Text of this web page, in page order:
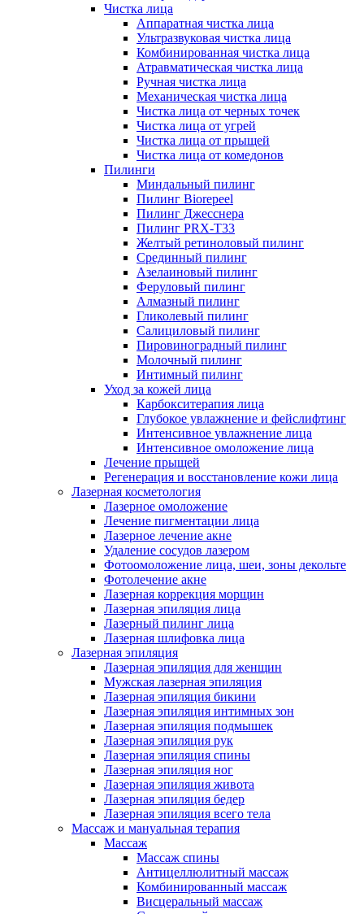
Чистка лица
Аппаратная чистка лица
Ультразвуковая чистка лица
Комбинированная чистка лица
Атравматическая чистка лица
Ручная чистка лица
Механическая чистка лица
Чистка лица от черных точек
Чистка лица от угрей
Чистка лица от прыщей
Чистка лица от комедонов
Пилинги
Миндальный пилинг
Пилинг Biorepeel
Пилинг Джесснера
Пилинг PRX-T33
Желтый ретиноловый пилинг
Срединный пилинг
Азелаиновый пилинг
Феруловый пилинг
Алмазный пилинг
Гликолевый пилинг
Салициловый пилинг
Пировиноградный пилинг
Молочный пилинг
Интимный пилинг
Уход за кожей лица
Карбокситерапия лица
Глубокое увлажнение и фейслифтинг
Интенсивное увлажнение лица
Интенсивное омоложение лица
Лечение прыщей
Регенерация и восстановление кожи лица
Лазерная косметология
Лазерное омоложение
Лечение пигментации лица
Лазерное лечение акне
Удаление сосудов лазером
Фотоомоложение лица, шеи, зоны декольте
Фотолечение акне
Лазерная коррекция морщин
Лазерная эпиляция лица
Лазерный пилинг лица
Лазерная шлифовка лица
Лазерная эпиляция
Лазерная эпиляция для женщин
Мужская лазерная эпиляция
Лазерная эпиляция бикини
Лазерная эпиляция интимных зон
Лазерная эпиляция подмышек
Лазерная эпиляция рук
Лазерная эпиляция спины
Лазерная эпиляция ног
Лазерная эпиляция живота
Лазерная эпиляция бедер
Лазерная эпиляция всего тела
Массаж и мануальная терапия
Массаж
Массаж спины
Антицеллюлитный массаж
Комбинированный массаж
Висцеральный массаж